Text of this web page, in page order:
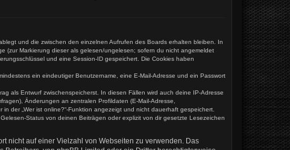
und die zwischen den einzelnen Aufrufen des Boards erhalten bleiben. In
(zur Markierung dieser als gelesen/ungelesen; sofern du nicht angemeldet
und eine Session-ID gespeichert. Die Cookies haben
ein eindeutiger Benutzername, eine E-Mail-Adresse und ein Passwort
als Entwurf zwischenspeicherst. In diesen Fällen wird auch deine IP-Adresse
Änderungen an zentralen Profildaten (E-Mail-Adresse,
der „Wer ist online?“-Funktion angezeigt und nicht dauerhaft gespeichert.
Status von deinen Beiträgen oder explizit von dir gesetzte Lesezeichen
nicht auf einer Vielzahl von Webseiten zu verwenden. Das